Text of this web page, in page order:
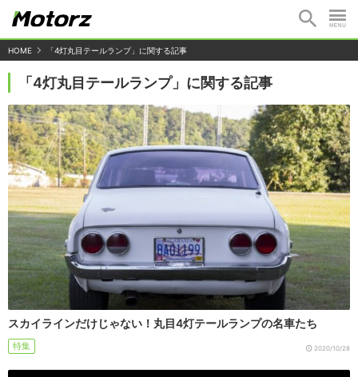
HOME 「4灯丸目テールランプ」に関する記事
「4灯丸目テールランプ」に関する記事
スカイラインだけじゃない！丸目4灯テールランプの名車たち
特集 2020/10/28